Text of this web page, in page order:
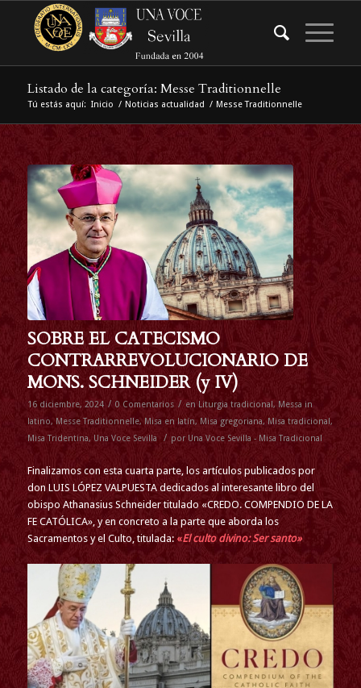
Listado de la categoría: Messe Traditionnelle
Tú estás aquí: Inicio / Noticias actualidad / Messe Traditionnelle
SOBRE EL CATECISMO
CONTRARREVOLUCIONARIO DE
MONS. SCHNEIDER (y IV)
16 diciembre, 2024 / 0 Comentarios / en Liturgia tradicional , Messa in
latino, Messe Traditionnelle, Misa en latín, Misa gregoriana, Misa tradicional ,
Misa Tridentina, Una Voce Sevilla / por Una Voce Sevilla - Misa Tradicional
Finalizamos con esta cuarta parte, los artículos publicados por
don LUIS LÓPEZ VALPUESTA dedicados al interesante libro del
obispo Athanasius Schneider titulado «CREDO. COMPENDIO DE LA
FE CATÓLICA», y en concreto a la parte que aborda los
Sacramentos y el Culto, titulada: «El culto divino: Ser santo»